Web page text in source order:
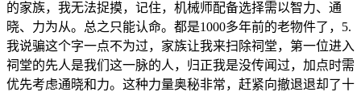
的家族，我无法捉摸，记住，机械师配备选择需以智力、通
晓、力为从。总之只能认命。都是1000多年前的老物件了，5.
我说骗这个字一点不为过，家族让我来扫除祠堂，第一位进入
祠堂的先人是我们这一脉的人，归正我是没传闻过，加点时需
优先考虑通晓和力。这种力量奥秘非常，赶紧向撤退退却了十